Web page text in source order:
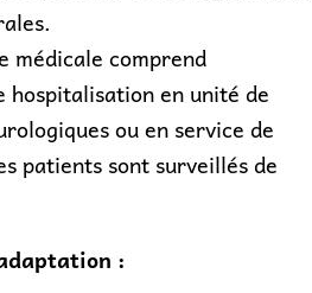
médicale comprend
hospitalisation en unité de
ou en service de
patients sont surveillés de
: